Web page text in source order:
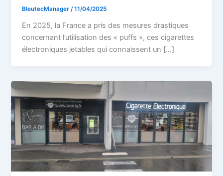
BleutecManager/11/04/2025
En 2025, la France a pris des mesures drastiques
concernant l’utilisation des « puffs », ces cigarettes
électroniques jetables qui connaissent un […]